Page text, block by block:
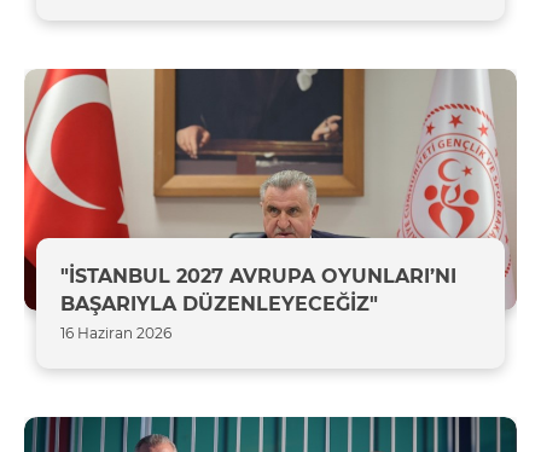
"İSTANBUL 2027 AVRUPA OYUNLARI’NI
BAŞARIYLA DÜZENLEYECEĞİZ"
16 Haziran 2026